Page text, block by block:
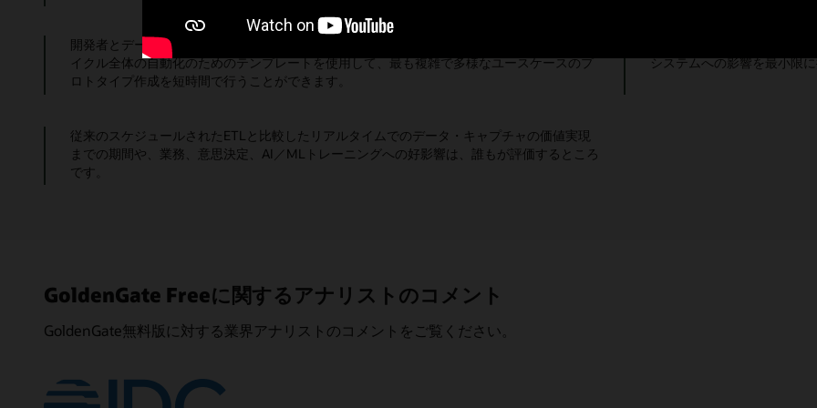
開発者とデータ・アーキテクトは、迅速なパイプライン作成とレプリケーション・ライフサ
イクル全体の自動化のためのテンプレートを使用して、最も複雑で多様なユースケースのプ
ロトタイプ作成を短時間で行うことができます。
DBAとDevOpsは、フォル
システムへの影響を最小限
従来のスケジュールされたETLと比較したリアルタイムでのデータ・キャプチャの価値実現
までの期間や、業務、意思決定、AI／MLトレーニングへの好影響は、誰もが評価するところ
です。
GoldenGate Freeに関するアナリストのコメント
GoldenGate無料版に対する業界アナリストのコメントをご覧ください。